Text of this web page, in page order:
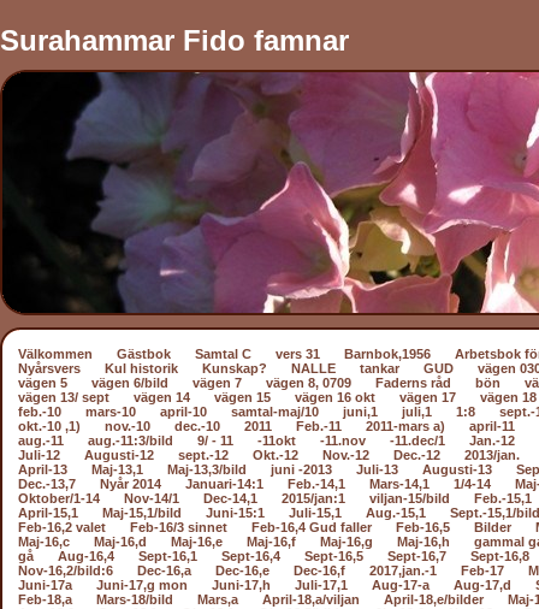
Surahammar Fido famnar
Välkommen Gästbok Samtal C vers 31 Barnbok,1956
Arbetsbok
Nyårsvers
Kul historik Kunskap? NALLE tankar GUD
vägen
vägen 5
vägen 6/bild vägen 7 vägen 8, 0709 Faderns råd bön
vägen 13/ sept
vägen 14 vägen 15 vägen 16 okt vägen 17
vägen 18
feb.-10
mars-10 april-10 samtal-maj/10 juni,1 juli,1 1:8
sept.-
okt.-10 ,1)
nov.-10 dec.-10 2011 Feb.-11 2011-mars a)
april-11
aug.-11
aug.-11:3/bild 9/ - 11 -11okt -11.nov -11.dec/1
Jan.-12
Juli-12
Augusti-12 sept.-12 Okt.-12 Nov.-12 Dec.-12
2013/jan.
April-13
Maj-13,1 Maj-13,3/bild juni -2013 Juli-13 Augusti-13
Dec.-13,7
Nyår 2014 Januari-14:1 Feb.-14,1 Mars-14,1 1/4-14
Oktober/1-14
Nov-14/1 Dec-14,1 2015/jan:1 viljan-15/bild
Feb.-15,1
April-15,1
Maj-15,1/bild Juni-15:1 Juli-15,1 Aug.-15,1
Sept.-15,1/
Feb-16,2 valet
Feb-16/3 sinnet Feb-16,4 Gud faller Feb-16,5 Bilder
Maj-16,c
Maj-16,d Maj-16,e Maj-16,f Maj-16,g Maj-16,h
gammal
gå
Aug-16,4 Sept-16,1 Sept-16,4 Sept-16,5 Sept-16,7
Sept-16,8
Nov-16,2/bild:6
Dec-16,a Dec-16,e Dec-16,f 2017,jan.-1 Feb-17
Juni-17a
Juni-17,g mon Juni-17,h Juli-17,1 Aug-17-a Aug-17,d
Feb-18,a
Mars-18/bild Mars,a April-18,a/viljan April-18,e/bilder
Maj-